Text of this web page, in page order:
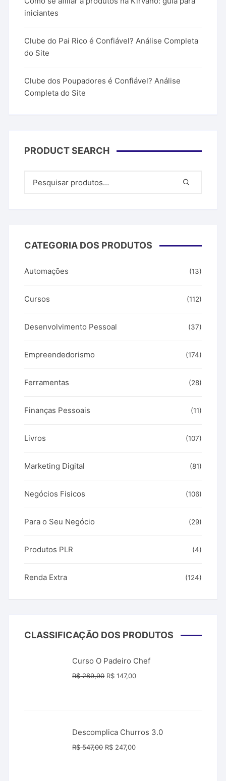
iniciantes
Clube do Pai Rico é Confiável? Análise Completa
do Site
Clube dos Poupadores é Confiável? Análise
Completa do Site
PRODUCT SEARCH
CATEGORIA DOS PRODUTOS
Automações (13)
Cursos (112)
Desenvolvimento Pessoal (37)
Empreendedorismo (174)
Ferramentas (28)
Finanças Pessoais (11)
Livros (107)
Marketing Digital (81)
Negócios Fisicos (106)
Para o Seu Negócio (29)
Produtos PLR (4)
Renda Extra (124)
CLASSIFICAÇÃO DOS PRODUTOS
Curso O Padeiro Chef
R$289,90 O
R$ 147,00O
Descomplica Churros 3.0
R$547,00 O
R$ 247,00O